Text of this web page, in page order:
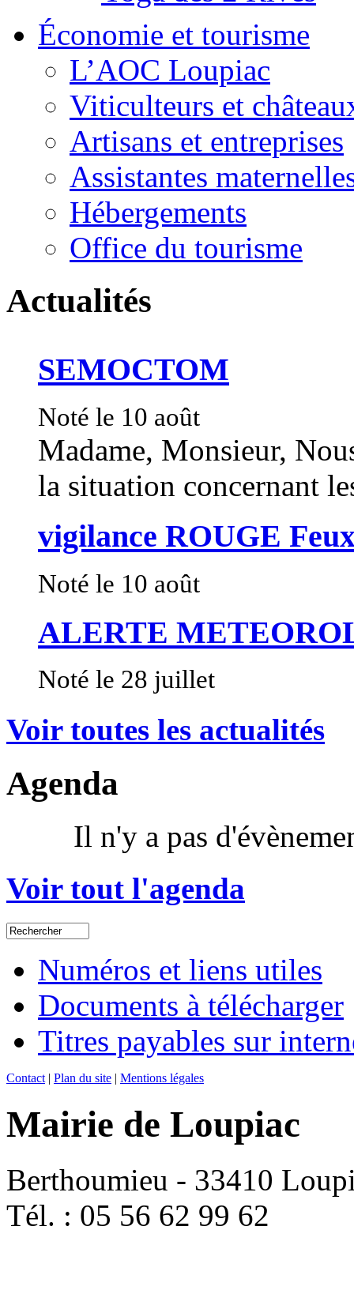
Économie et tourisme
L’AOC Loupiac
Viticulteurs et
Artisans et entreprises
Assistantes
Hébergements
Office du tourisme
Actualités
SEMOCTOM
Noté le 10 août
Madame, Monsieur,
la situation concernant
vigilance ROUGE
Noté le 10 août
ALERTE
Noté le 28 juillet
Voir toutes les actualités
Agenda
Il n'y a pas
Voir tout l'agenda
Numéros et liens utiles
Documents à télécharger
Titres payables sur
Contact | Plan du site | Mentions légales
Mairie de Loupiac
Berthoumieu - 33410
Tél. : 05 56 62 99 62